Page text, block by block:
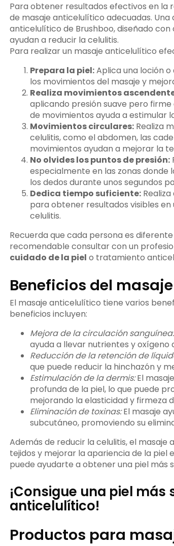
Para obtener resultados efectivos en la
de masaje anticelulítico adecuadas.
anticelulítico de Brushboo, diseñado
ayudan a reducir la celulitis.
Para realizar un masaje anticelulítico
Prepara la piel:Aplica una loción
los movimientos del masaje y
Realiza movimientos
aplicando presión suave pero
de movimientos ayuda a estimular
Movimientos circulares:Realiza
celulitis, como el abdomen, las
movimientos ayudan a mejorar la
No olvides los puntos de presión:
especialmente en las zonas donde
los dedos durante unos segundos
Dedica tiempo suficiente:Realiza
para obtener resultados visibles
celulitis.
Recuerda que cada persona es
recomendable consultar con un
cuidado de la piel o tratamiento
Beneficios del
El masaje anticelulítico tiene varios
beneficios incluyen:
Mejora de la circulación sanguínea:
ayuda a llevar nutrientes y oxígeno
Reducción de la retención de
que puede reducir la hinchazón y
Estimulación de la dermis:El
profunda de la piel, lo que puede
mejorando la elasticidad y firmeza
Eliminación de toxinas:El masaje
subcutáneo, promoviendo su
Además de reducir la celulitis, el
tejidos y mejorar la apariencia de la piel
puede ayudarte a obtener una piel más
¡Consigue una piel
anticelulítico!
Productos para